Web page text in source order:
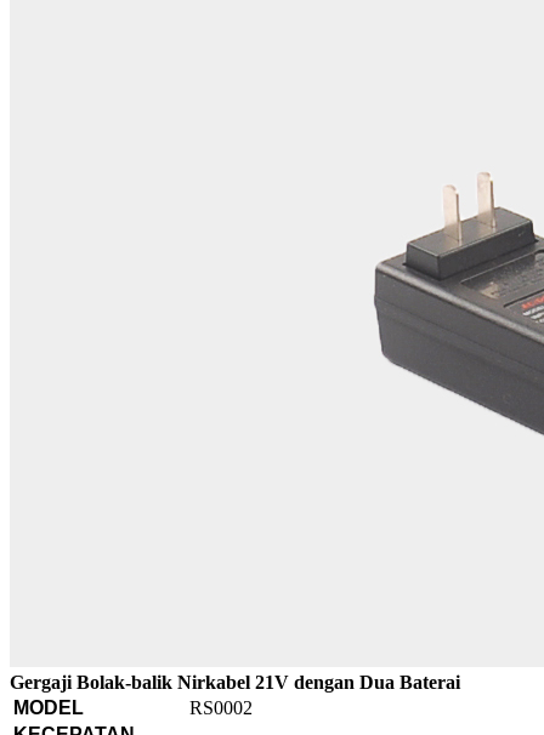
Gergaji Bolak-balik Nirkabel 21V dengan Dua Baterai
MODEL
RS0002